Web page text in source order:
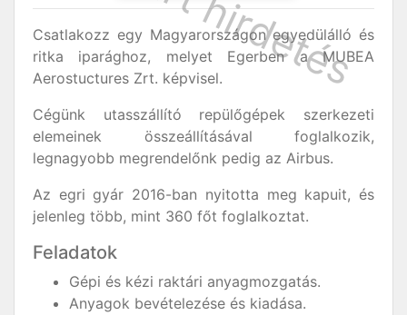
Csatlakozz egy Magyarországon egyedülálló és
ritka iparághoz, melyet Egerben a MUBEA
Aerostuctures Zrt. képvisel.
Cégünk utasszállító repülőgépek szerkezeti
elemeinek összeállításával foglalkozik,
legnagyobb megrendelőnk pedig az Airbus.
Az egri gyár 2016-ban nyitotta meg kapuit, és
jelenleg több, mint 360 főt foglalkoztat.
Feladatok
Gépi és kézi raktári anyagmozgatás.
Anyagok bevételezése és kiadása.